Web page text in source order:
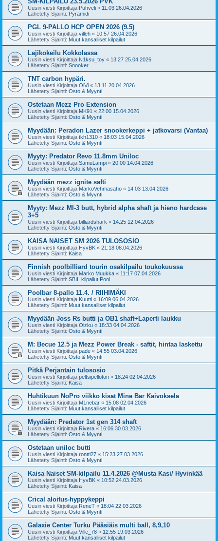
Uusin viesti Kirjoittaja Puhveli « 11:03 26.04.2026
Lähetetty Sijainti: Pyramidi
PGL 9-PALLO HCP OPEN 2026 (9.5)
Uusin viesti Kirjoittaja villeh « 10:57 26.04.2026
Lähetetty Sijainti: Muut kansalliset kilpailut
Lajikokeilu Kokkolassa
Uusin viesti Kirjoittaja N1ksu_toy « 13:27 25.04.2026
Lähetetty Sijainti: Snooker
TNT carbon hypäri.
Uusin viesti Kirjoittaja OlVi « 13:11 20.04.2026
Lähetetty Sijainti: Osto & Myynti
Ostetaan Mezz Pro Extension
Uusin viesti Kirjoittaja MK91 « 22:00 15.04.2026
Lähetetty Sijainti: Osto & Myynti
Myydään: Peradon Lazer snookerkeppi + jatkovarsi (Vantaa)
Uusin viesti Kirjoittaja tkh1310 « 18:03 15.04.2026
Lähetetty Sijainti: Osto & Myynti
Myyty: Predator Revo 11.8mm Uniloc
Uusin viesti Kirjoittaja SamuLampi « 20:00 14.04.2026
Lähetetty Sijainti: Osto & Myynti
Myydään mezz ignite safti
Uusin viesti Kirjoittaja MarkoVehmasaho « 14:03 13.04.2026
Lähetetty Sijainti: Osto & Myynti
Myyty: Mezz MI-3 butt, hybrid alpha shaft ja hieno hardcase
3+5
Uusin viesti Kirjoittaja billiardshark « 14:25 12.04.2026
Lähetetty Sijainti: Osto & Myynti
KAISA NAISET SM 2026 TULOSOSIO
Uusin viesti Kirjoittaja HyvBK « 21:18 08.04.2026
Lähetetty Sijainti: Kaisa
Finnish poolbilliard tourin osakilpailu toukokuussa
Uusin viesti Kirjoittaja Marko Muukka « 11:17 07.04.2026
Lähetetty Sijainti: SBIL kilpailut Pool
Poolbar 8-pallo 11.4. / RIIHIMÄKI
Uusin viesti Kirjoittaja Kuutti « 16:09 06.04.2026
Lähetetty Sijainti: Muut kansalliset kilpailut
Myydään Joss Rs butti ja OB1 shaft+Laperti laukku
Uusin viesti Kirjoittaja Olzku « 18:33 04.04.2026
Lähetetty Sijainti: Osto & Myynti
M: Becue 12.5 ja Mezz Power Break - saftit, hintaa laskettu
Uusin viesti Kirjoittaja pade « 14:55 03.04.2026
Lähetetty Sijainti: Osto & Myynti
Pitkä Perjantain tulososio
Uusin viesti Kirjoittaja peltsipelloton « 18:24 02.04.2026
Lähetetty Sijainti: Kaisa
Huhtikuun NoPro viikko kisat Mine Bar Kaivoksela
Uusin viesti Kirjoittaja M1nebar « 15:08 02.04.2026
Lähetetty Sijainti: Muut kansalliset kilpailut
Myydään: Predator 1st gen 314 shaft
Uusin viesti Kirjoittaja Rivera « 16:06 30.03.2026
Lähetetty Sijainti: Osto & Myynti
Ostetaan uniloc butti
Uusin viesti Kirjoittaja rontti27 « 15:23 27.03.2026
Lähetetty Sijainti: Osto & Myynti
Kaisa Naiset SM-kilpailu 11.4.2026 @Musta Kasi/ Hyvinkää
Uusin viesti Kirjoittaja HyvBK « 10:52 24.03.2026
Lähetetty Sijainti: Kaisa
Crical aloitus-hyppykeppi
Uusin viesti Kirjoittaja ReneT « 18:04 22.03.2026
Lähetetty Sijainti: Osto & Myynti
Galaxie Center Turku Pääsiäis multi ball, 8,9,10
Uusin viesti Kirjoittaja Ville_78 « 12:55 19.03.2026
Lähetetty Sijainti: Muut kansalliset kilpailut